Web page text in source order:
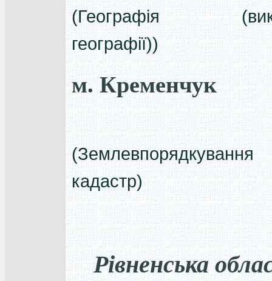
(Географія
географії))
м. Кременчук
кадастр)
Рівненська